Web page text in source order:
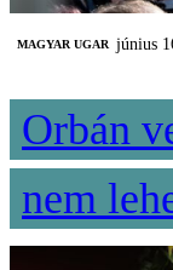
MAGYAR UGAR június
Orbán
nem